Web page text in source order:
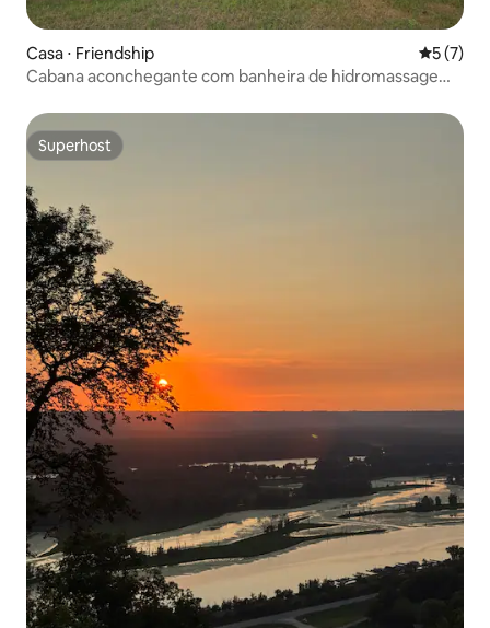
Casa ⋅ Friendship 5 de
5 (7)
Cabana aconchegante com banheira de hidromassagem,
Superhost
Superhost